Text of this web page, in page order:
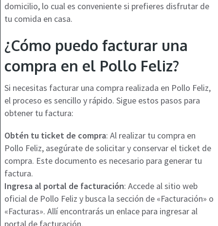
domicilio, lo cual es conveniente si prefieres disfrutar de
tu comida en casa.
¿Cómo puedo facturar una
compra en el Pollo Feliz?
Si necesitas facturar una compra realizada en Pollo Feliz,
el proceso es sencillo y rápido. Sigue estos pasos para
obtener tu factura:
Obtén tu ticket de compra: Al realizar tu compra en
Pollo Feliz, asegúrate de solicitar y conservar el ticket de
compra. Este documento es necesario para generar tu
factura.
Ingresa al portal de facturación: Accede al sitio web
oficial de Pollo Feliz y busca la sección de «Facturación» o
«Facturas». Allí encontrarás un enlace para ingresar al